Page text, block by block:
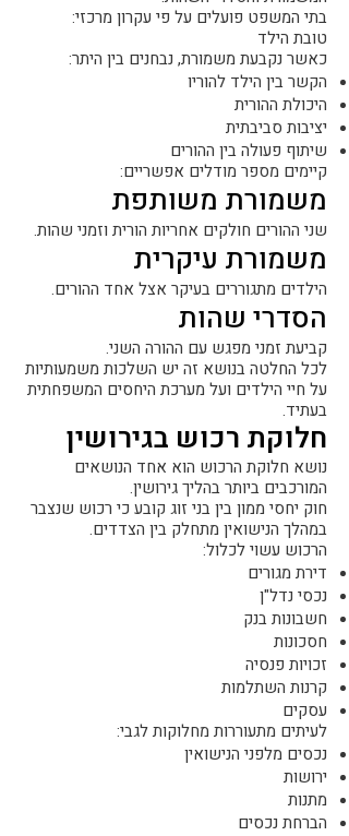
בתי המשפט פועלים על פי עקרון מרכזי:
טובת הילד
כאשר נקבעת משמורת, נבחנים בין היתר:
הקשר בין הילד להוריו
היכולת ההורית
יציבות סביבתית
שיתוף פעולה בין ההורים
קיימים מספר מודלים אפשריים:
משמורת משותפת
שני ההורים חולקים אחריות הורית וזמני שהות.
משמורת עיקרית
הילדים מתגוררים בעיקר אצל אחד ההורים.
הסדרי שהות
קביעת זמני מפגש עם ההורה השני.
לכל החלטה בנושא זה יש השלכות משמעותיות
על חיי הילדים ועל מערכת היחסים המשפחתית
בעתיד.
חלוקת רכוש בגירושין
נושא חלוקת הרכוש הוא אחד הנושאים
המורכבים ביותר בהליך גירושין.
חוק יחסי ממון בין בני זוג קובע כי רכוש שנצבר
במהלך הנישואין מתחלק בין הצדדים.
הרכוש עשוי לכלול:
דירת מגורים
נכסי נדל"ן
חשבונות בנק
חסכונות
זכויות פנסיה
קרנות השתלמות
עסקים
לעיתים מתעוררות מחלוקות לגבי:
נכסים מלפני הנישואין
ירושות
מתנות
הברחת נכסים